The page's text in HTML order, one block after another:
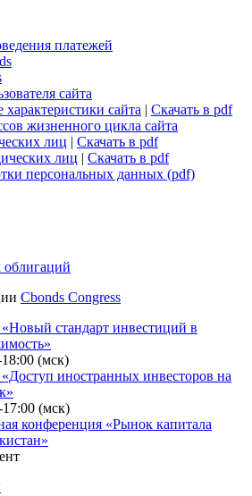
платежей
сайта
сайта | Скачать в pdf
жизненного цикла сайта
лиц | Скачать в pdf
лиц | Скачать в pdf
персональных данных (pdf)
облигаций
Cbonds Congress
стандарт инвестиций в
(мск)
иностранных инвесторов на
(мск)
конференция «Рынок капитала